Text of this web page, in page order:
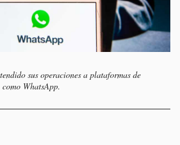
sus operaciones a plataformas de
WhatsApp.